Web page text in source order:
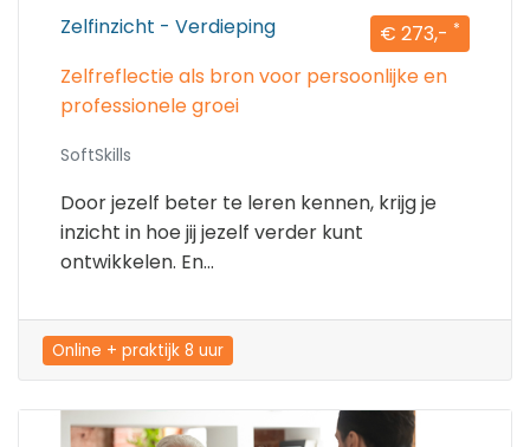
Zelfinzicht - Verdieping € 273,- *
Zelfreflectie als bron voor persoonlijke en
professionele groei
SoftSkills
Door jezelf beter te leren kennen, krijg je
inzicht in hoe jij jezelf verder kunt
ontwikkelen. En...
Online + praktijk 8 uur